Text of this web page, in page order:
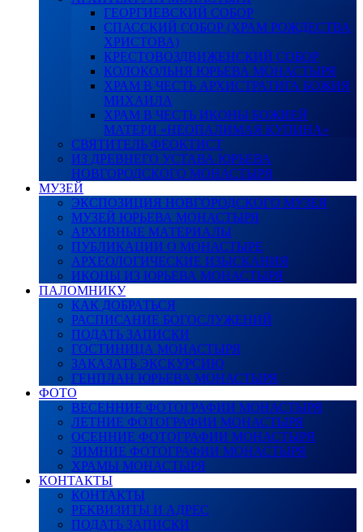
ГЕОРГИЕВСКИЙ СОБОР
СПАССКИЙ СОБОР (ХРАМ РОЖДЕСТВА
ХРИСТОВА)
КРЕСТОВОЗДВИЖЕНСКИЙ СОБОР
КОЛОКОЛЬНЯ ЮРЬЕВА МОНАСТЫРЯ
ХРАМ В ЧЕСТЬ АРХИСТРАТИГА БОЖИЯ
МИХАИЛА
ХРАМ В ЧЕСТЬ ИКОНЫ БОЖИЕЙ
МАТЕРИ «НЕОПАЛИМАЯ КУПИНА»
СВЯТИТЕЛЬ ФЕОКТИСТ
ИЗ ДРЕВНЕГО УСТАВА ЮРЬЕВА
НОВГОРОДСКОГО МОНАСТЫРЯ
МУЗЕЙ
ЭКСПОЗИЦИЯ НОВГОРОДСКОГО МУЗЕЯ
МУЗЕЙ ЮРЬЕВА МОНАСТЫРЯ
АРХИВНЫЕ МАТЕРИАЛЫ
ПУБЛИКАЦИИ О МОНАСТЫРЕ
АРХЕОЛОГИЧЕСКИЕ ИЗЫСКАНИЯ
ИКОНЫ ИЗ ЮРЬЕВА МОНАСТЫРЯ
ПАЛОМНИКУ
КАК ДОБРАТЬСЯ
РАСПИСАНИЕ БОГОСЛУЖЕНИЙ
ПОДАТЬ ЗАПИСКИ
ГОСТИНИЦА МОНАСТЫРЯ
ЗАКАЗАТЬ ЭКСКУРСИЮ
ГЕНПЛАН ЮРЬЕВА МОНАСТЫРЯ
ФОТО
ВЕСЕННИЕ ФОТОГРАФИИ МОНАСТЫРЯ
ЛЕТНИЕ ФОТОГРАФИИ МОНАСТЫРЯ
ОСЕННИЕ ФОТОГРАФИИ МОНАСТЫРЯ
ЗИМНИЕ ФОТОГРАФИИ МОНАСТЫРЯ
ХРАМЫ МОНАСТЫРЯ
КОНТАКТЫ
КОНТАКТЫ
РЕКВИЗИТЫ И АДРЕС
ПОДАТЬ ЗАПИСКИ